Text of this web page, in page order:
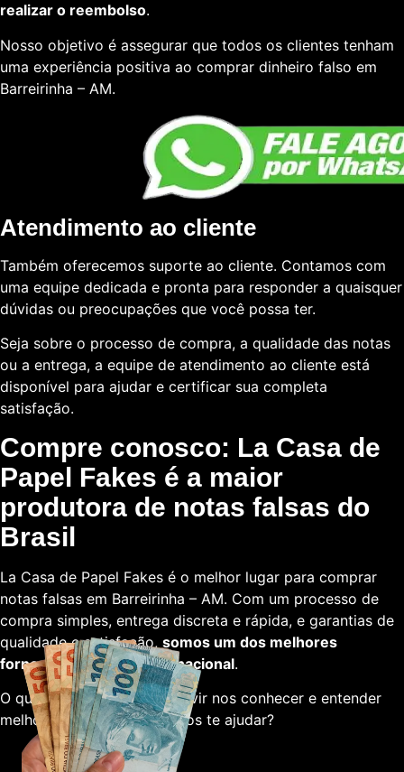
realizar o reembolso.
Nosso objetivo é assegurar que todos os clientes tenham
uma experiência positiva ao comprar dinheiro falso em
Barreirinha – AM.
Atendimento ao cliente
Também oferecemos suporte ao cliente. Contamos com
uma equipe dedicada e pronta para responder a quaisquer
dúvidas ou preocupações que você possa ter.
Seja sobre o processo de compra, a qualidade das notas
ou a entrega, a equipe de atendimento ao cliente está
disponível para ajudar e certificar sua completa
satisfação.
Compre conosco: La Casa de
Papel Fakes é a maior
produtora de notas falsas do
Brasil
La Casa de Papel Fakes é o melhor lugar para comprar
notas falsas em Barreirinha – AM. Com um processo de
compra simples, entrega discreta e rápida, e garantias de
qualidade e satisfação, somos um dos melhores
fornecedores em escala nacional.
O que está esperando para vir nos conhecer e entender
melhor sobre como podemos te ajudar?